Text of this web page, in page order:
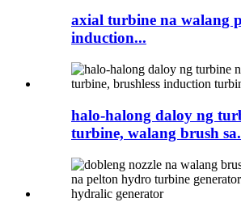
axial turbine na walang
induction...
halo-halong daloy ng
turbine, walang brush